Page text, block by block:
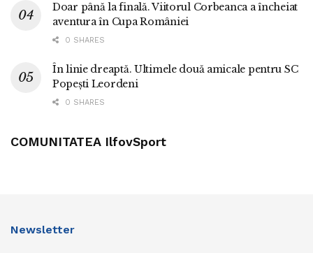
Doar până la finală. Viitorul Corbeanca a încheiat
aventura în Cupa României
0 SHARES
În linie dreaptă. Ultimele două amicale pentru SC
Popești Leordeni
0 SHARES
COMUNITATEA IlfovSport
Newsletter